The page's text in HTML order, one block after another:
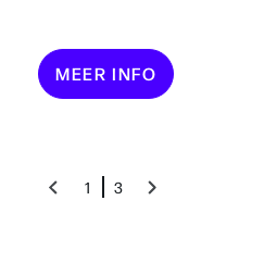
MEER INFO
1 3